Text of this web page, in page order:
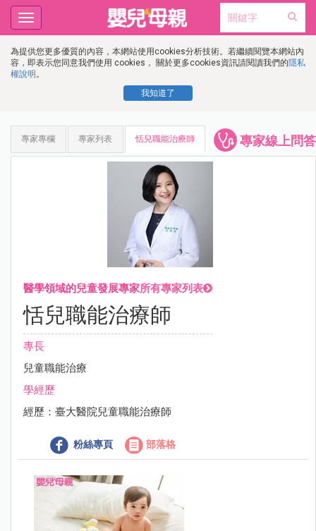
為提供您更多優質的內容，本網站使用cookies分析技術。若繼續閱覽本網站內
容，即表示您同意我們使用 cookies， 關於更多cookies資訊請閱讀我們的隱私
權說明 。
我知道了
Toggle
navigation
專家線上問答
專家專欄 專家列表 恬兒職能治療師
醫學領域的兒童發展專家所有專家列表
恬兒職能治療師
專長
兒童職能治療
學經歷
經歷：臺大醫院兒童職能治療師
粉絲專頁 部落格